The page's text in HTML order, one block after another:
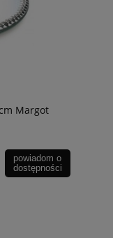
Margot
powiadom o
dostępności